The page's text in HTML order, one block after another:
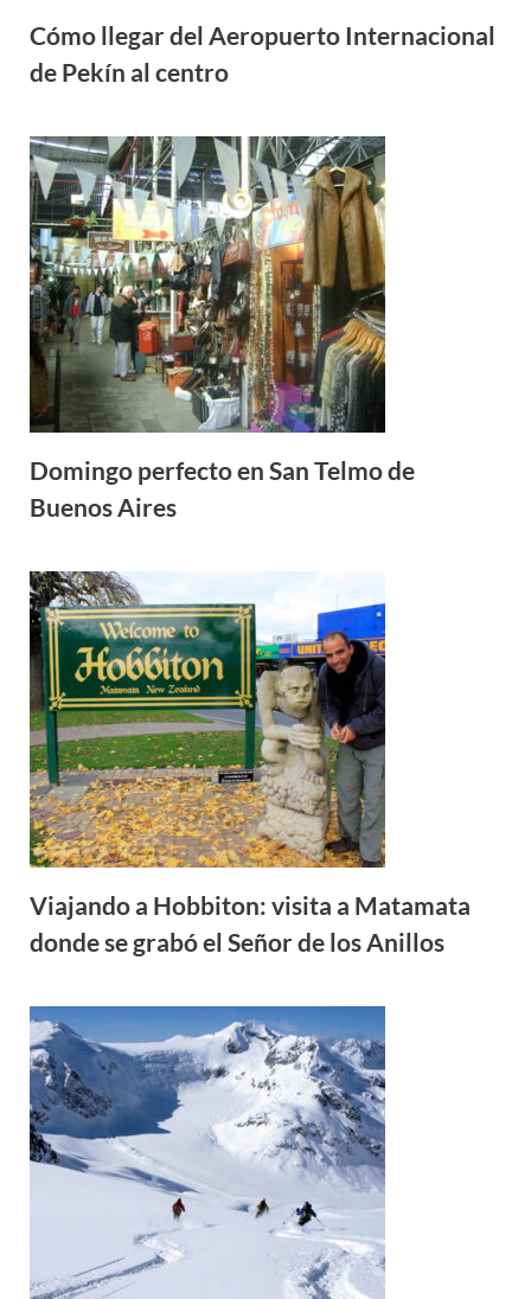
Cómo llegar del Aeropuerto Internacional
de Pekín al centro
Domingo perfecto en San Telmo de
Buenos Aires
Viajando a Hobbiton: visita a Matamata
donde se grabó el Señor de los Anillos